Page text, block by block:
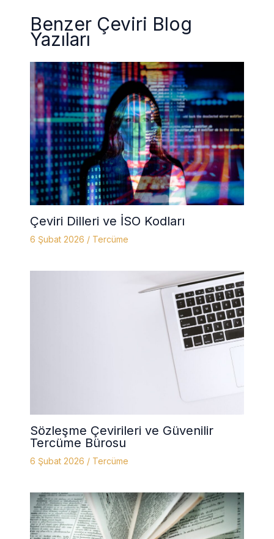
Benzer Çeviri Blog
Yazıları
Çeviri Dilleri ve İSO Kodları
6 Şubat 2026 / Tercüme
Sözleşme Çevirileri ve Güvenilir
Tercüme Bürosu
6 Şubat 2026 / Tercüme